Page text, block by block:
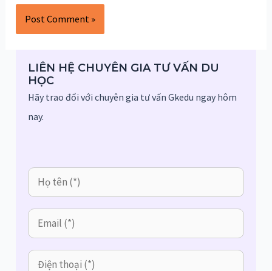
LIÊN HỆ CHUYÊN GIA TƯ VẤN DU
HỌC
Hãy trao đổi với chuyên gia tư vấn Gkedu ngay hôm
nay.